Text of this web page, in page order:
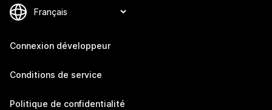
Connexion développeur
Conditions de service
Politique de confidentialité